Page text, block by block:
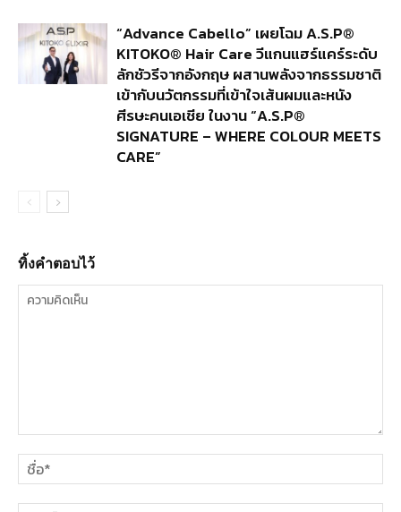
“Advance Cabello” เผยโฉม A.S.P®
KITOKO® Hair Care วีแกนแฮร์แคร์ระดับ
ลักชัวรีจากอังกฤษ ผสานพลังจากธรรมชาติ
เข้ากับนวัตกรรมที่เข้าใจเส้นผมและหนัง
ศีรษะคนเอเชีย ในงาน “A.S.P®
SIGNATURE – WHERE COLOUR MEETS
CARE”
ทิ้งคำตอบไว้